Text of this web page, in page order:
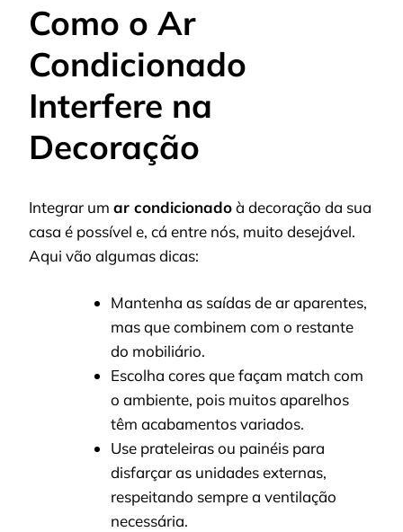
Como o Ar
Condicionado
Interfere na
Decoração
Integrar um ar condicionadoà decoração da sua
casa é possível e, cá entre nós, muito desejável.
Aqui vão algumas dicas:
Mantenha as saídas de ar aparentes,
mas que combinem com o restante
do mobiliário.
Escolha cores que façam match com
o ambiente, pois muitos aparelhos
têm acabamentos variados.
Use prateleiras ou painéis para
disfarçar as unidades externas,
respeitando sempre a ventilação
necessária.